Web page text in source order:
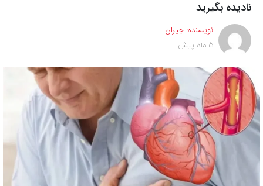
نادیده بگیرید
نویسنده: جیران
5 ماه پیش